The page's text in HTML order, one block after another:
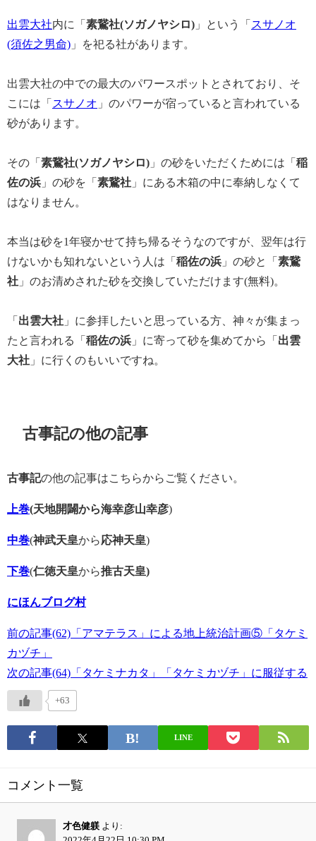
出雲大社内に「 素鵞社(ソガノヤシロ) 」という「 スサノオ
(須佐之男命) 」を祀る社があります。
出雲大社の中での最大のパワースポットとされており、そ
こには「 スサノオ 」のパワーが宿っていると言われている
砂があります。
その「 素鵞社(ソガノヤシロ) 」の砂をいただくためには「 稲
佐の浜 」の砂を「 素鵞社 」にある木箱の中に奉納しなくて
はなりません。
本当は砂を1年寝かせて持ち帰るそうなのですが、翌年は行
けないかも知れないという人は「 稲佐の浜 」の砂と「 素鵞
社 」のお清めされた砂を交換していただけます(無料)。
「 出雲大社 」に参拝したいと思っている方、神々が集まっ
たと言われる「 稲佐の浜 」に寄って砂を集めてから「 出雲
大社 」に行くのもいいですね。
古事記の他の記事
古事記の他の記事はこちらからご覧ください。
上巻(天地開闢から海幸彦山幸彦)
中巻(神武天皇から応神天皇)
下巻(仁徳天皇から推古天皇)
にほんブログ村
前の記事(62)「アマテラス」による地上統治計画⑤「タケミ
カヅチ」
次の記事(64)「タケミナカタ」「タケミカヅチ」に服従する
+63
LINE
コメント一覧
才色健躾 より: